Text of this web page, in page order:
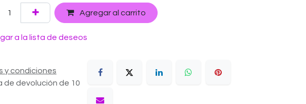
Agregar al carrito
a la lista de deseos
y condiciones
de devolución de 10